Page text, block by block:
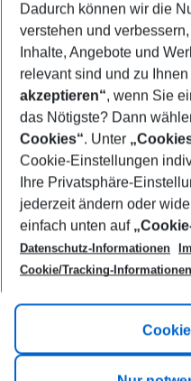
Who will travel
2 adults No children
Show
Footer
Footer navigation
Title A
Link A
Dadurch können wir die
verstehen und
Inhalte, Angebote und
relevant sind und zu
akzeptieren“, wenn Sie
das Nötigste? Dann
Cookies“. Unter
Cookie-Einstellungen
Ihre Privatsphäre-
jederzeit ändern oder
einfach unten auf
Datenschutz-Informationen
Cookie/Tracking-Informationen